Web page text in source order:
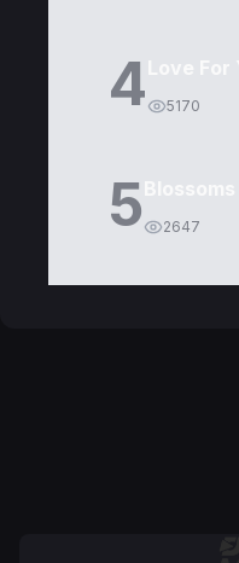
4 5170
5 2647